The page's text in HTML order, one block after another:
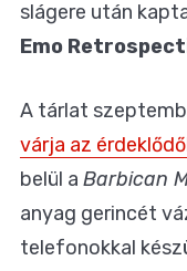
slágere után
Emo
A tárlat
várja az
belül a Barbican
anyag gerincét
telefonokkal